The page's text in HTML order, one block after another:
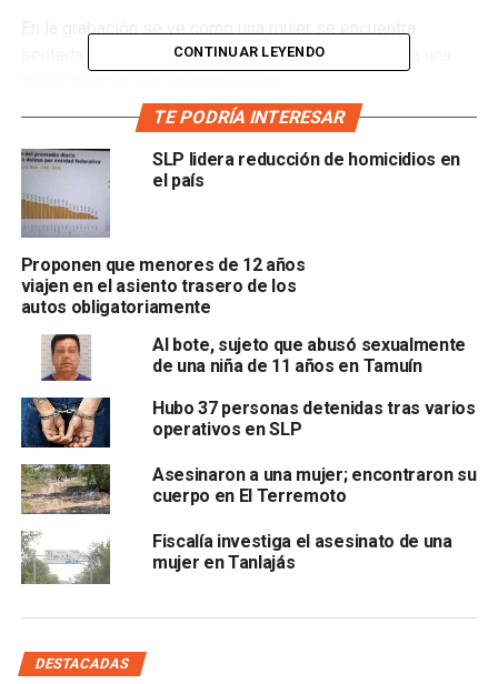
sentada en una banca de la iglesia mientras le quita una
Al terminar, la mujer desaparece de la toma junto con la
silla y la ropa, posteriormente aparece de nuevo y
envuelve al
niño Diosen una chamarra, para
posteriormente salir del templo.
Según el video, los hechos se registraron el día de ayer,
alrededor de las 12:00 de la tarde. La iglesia se ubica
Damián Carmona, esquina con Álvaro Obregón.
CONTINUAR LEYENDO
TE PODRÍA INTERESAR
SLP lidera reducción de homicidios en
el país
Proponen que menores de 12 años
viajen en el asiento trasero de los
autos obligatoriamente
Al bote, sujeto que abusó sexualmente
de una niña de 11 años en Tamuín
Hubo 37 personas detenidas tras varios
operativos en SLP
Asesinaron a una mujer; encontraron su
cuerpo en El Terremoto
Fiscalía investiga el asesinato de una
mujer en Tanlajás
DESTACADAS